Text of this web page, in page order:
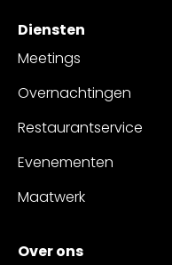
Diensten
Meetings
Overnachtingen
Restaurantservice
Evenementen
Maatwerk
Over ons